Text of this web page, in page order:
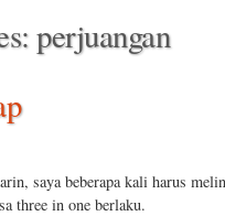
perjuangan
saya beberapa kali harus
three in one berlaku.